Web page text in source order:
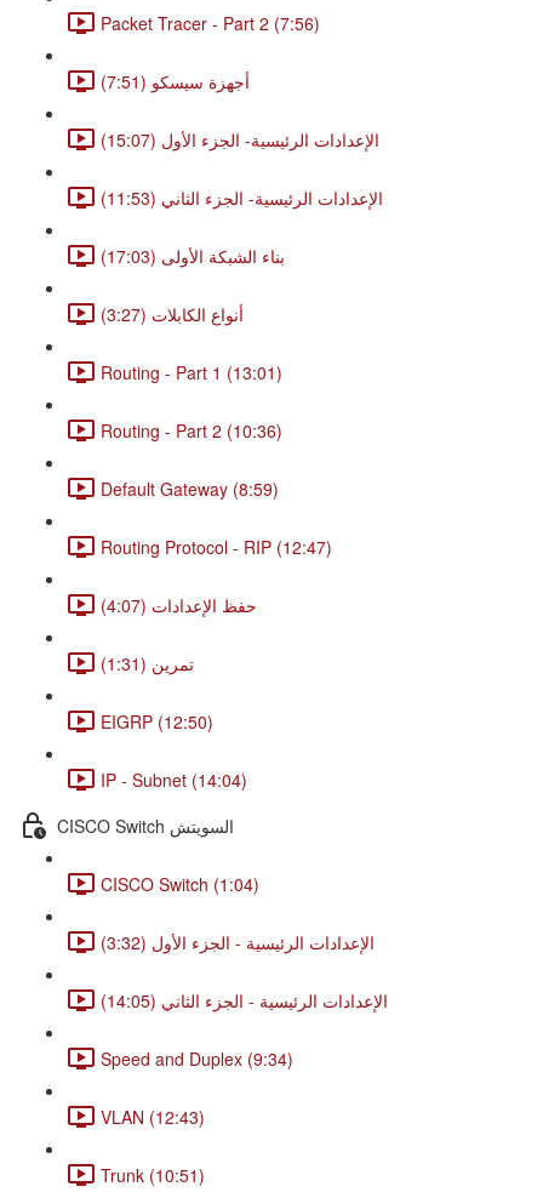
Packet Tracer - Part 2 (7:56)
أجهزة سيسكو (7:51)
الإعدادات الرئيسية- الجزء الأول (15:07)
الإعدادات الرئيسية- الجزء الثاني (11:53)
بناء الشبكة الأولى (17:03)
أنواع الكابلات (3:27)
Routing - Part 1 (13:01)
Routing - Part 2 (10:36)
Default Gateway (8:59)
Routing Protocol - RIP (12:47)
حفظ الإعدادات (4:07)
تمرين (1:31)
EIGRP (12:50)
IP - Subnet (14:04)
CISCO Switch السويتش
CISCO Switch (1:04)
الإعدادات الرئيسية - الجزء الأول (3:32)
الإعدادات الرئيسية - الجزء الثاني (14:05)
Speed and Duplex (9:34)
VLAN (12:43)
Trunk (10:51)